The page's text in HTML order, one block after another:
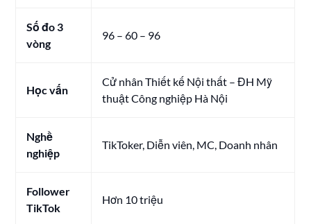
Số đo 3
vòng
96 – 60 – 96
Học vấn
Cử nhân Thiết kế Nội thất – ĐH Mỹ
thuật Công nghiệp Hà Nội
Nghề
nghiệp
TikToker, Diễn viên, MC, Doanh nhân
Follower
TikTok
Hơn 10 triệu